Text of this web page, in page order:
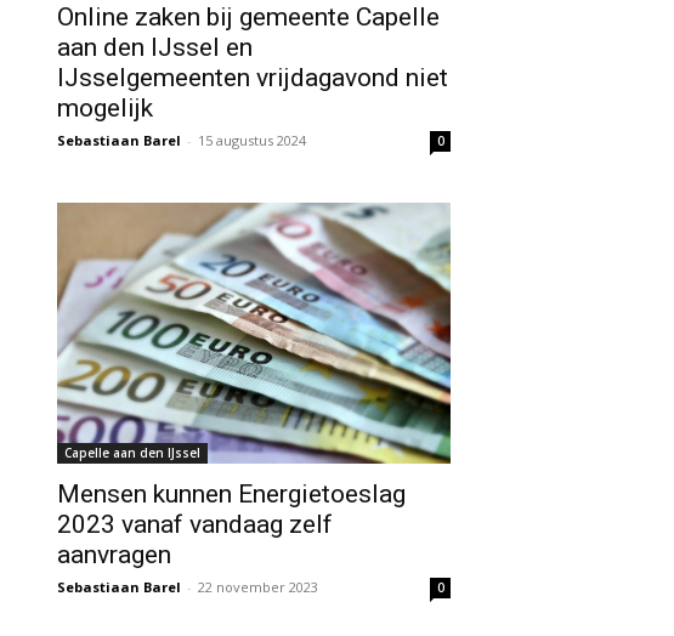
Online zaken bij gemeente Capelle
aan den IJssel en
IJsselgemeenten vrijdagavond niet
mogelijk
Sebastiaan Barel - 15 augustus 2024 0
Capelle aan den IJssel
Mensen kunnen Energietoeslag
2023 vanaf vandaag zelf
aanvragen
Sebastiaan Barel - 22 november 2023 0